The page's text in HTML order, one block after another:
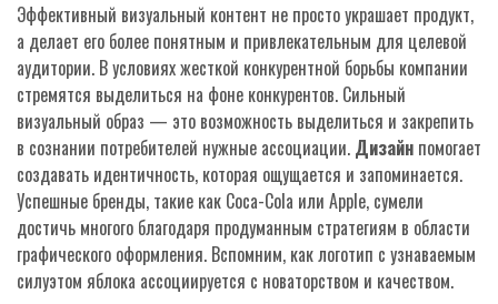
Эффективный визуальный контент не просто украшает продукт,
а делает его более понятным и привлекательным для целевой
аудитории. В условиях жесткой конкурентной борьбы компании
стремятся выделиться на фоне конкурентов. Сильный
визуальный образ — это возможность выделиться и закрепить
в сознании потребителей нужные ассоциации. Дизайн помогает
создавать идентичность, которая ощущается и запоминается.
Успешные бренды, такие как Coca-Cola или Apple, сумели
достичь многого благодаря продуманным стратегиям в области
графического оформления. Вспомним, как логотип с узнаваемым
силуэтом яблока ассоциируется с новаторством и качеством.